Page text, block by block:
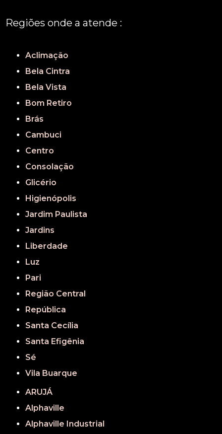
Regiões onde a atende :
Aclimação
Bela Cintra
Bela Vista
Bom Retiro
Brás
Cambuci
Centro
Consolação
Glicério
Higienópolis
Jardim Paulista
Jardins
Liberdade
Luz
Pari
Região Central
República
Santa Cecília
Santa Efigênia
Sé
Vila Buarque
ARUJÁ
Alphaville
Alphaville Industrial